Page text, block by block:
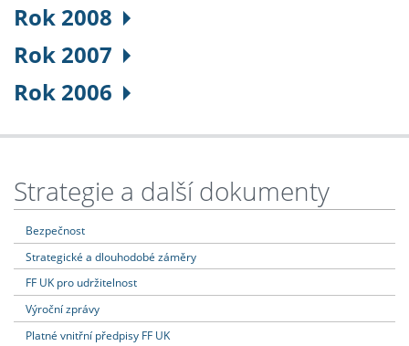
Rok 2008
Rok 2007
Rok 2006
Strategie a další dokumenty
Bezpečnost
Strategické a dlouhodobé záměry
FF UK pro udržitelnost
Výroční zprávy
Platné vnitřní předpisy FF UK